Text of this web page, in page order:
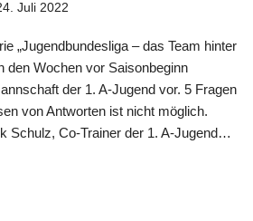
Juli 2022
„Jugendbundesliga – das Team hinter
den Wochen vor Saisonbeginn
der 1. A-Jugend vor. 5 Fragen
von Antworten ist nicht möglich.
Schulz, Co-Trainer der 1. A-Jugend…